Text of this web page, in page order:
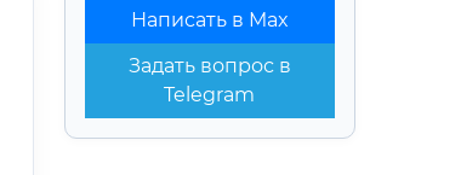
Написать в Max
Задать вопрос в
Telegram